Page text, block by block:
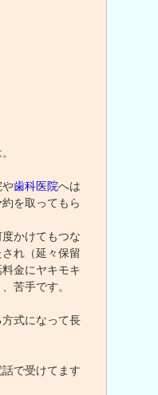
や歯科医院へは
を取ってもら
かけてもつな
れ（延々保留
金にヤキモキ
苦手です。
式になって長
話で受けてます